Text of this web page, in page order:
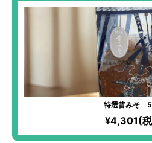
特選昔みそ
¥4,301(